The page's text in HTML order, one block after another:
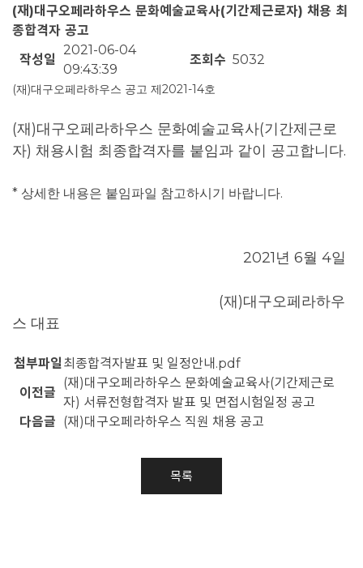
(재)대구오페라하우스 문화예술교육사(기간제근로자) 채용 최
종합격자 공고
작성일
2021-06-04
09:43:39
조회수 5032
(재 )대구오페라하우스 공고 제 2021-14호
(재 )대구오페라하우스 문화예술교육사(기간제근로
자) 채용시험 최종합격자를 붙임과 같이 공고합니다.
* 상세한 내용은 붙임파일 참고하시기 바랍니다.
2021 년 6월 4일
(재 )대구오페라하우
스 대표
첨부파일최종합격자발표 및 일정안내.pdf
이전글
(재)대구오페라하우스 문화예술교육사(기간제근로
자) 서류전형합격자 발표 및 면접시험일정 공고
다음글 (재)대구오페라하우스 직원 채용 공고
목록